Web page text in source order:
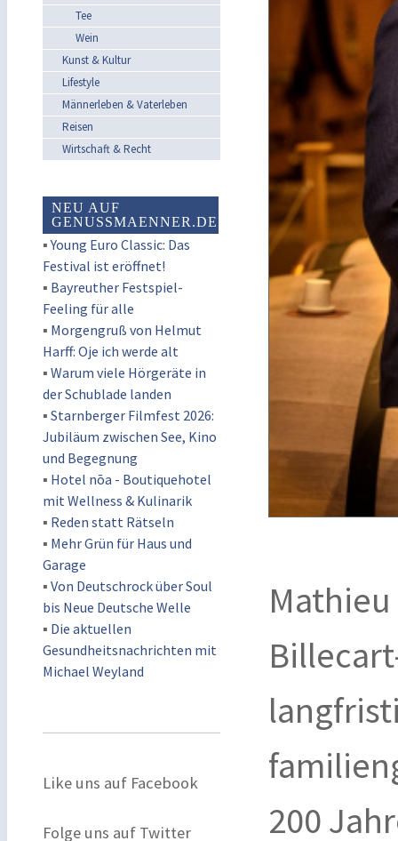
Tee
Wein
Kunst & Kultur
Lifestyle
Männerleben & Vaterleben
Reisen
Wirtschaft & Recht
NEU AUF
GENUSSMAENNER.DE
▪Young Euro Classic: Das
Festival ist eröffnet!
▪ Bayreuther Festspiel-
Feeling für alle
▪ Morgengruß von Helmut
Harff: Oje ich werde alt
▪ Warum viele Hörgeräte in
der Schublade landen
▪ Starnberger Filmfest 2026:
Jubiläum zwischen See, Kino
und Begegnung
▪ Hotel nōa - Boutiquehotel
mit Wellness & Kulinarik
▪ Reden statt Rätseln
▪ Mehr Grün für Haus und
Garage
▪ Von Deutschrock über Soul
bis Neue Deutsche Welle
▪ Die aktuellen
Gesundheitsnachrichten mit
Michael Weyland
Like uns auf Facebook
Folge uns auf Twitter
200